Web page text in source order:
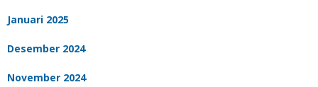
Januari 2025
Desember 2024
November 2024